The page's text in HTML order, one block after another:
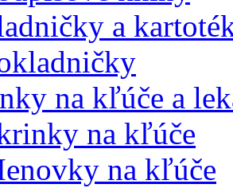
a
na kľúče a
na kľúče
na kľúče